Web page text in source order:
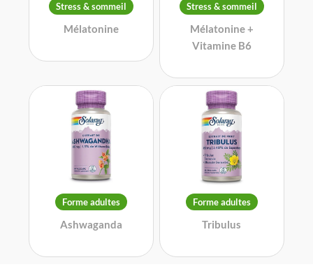
Stress & sommeil
Mélatonine
Stress & sommeil
Mélatonine +
Vitamine B6
Forme adultes
Ashwaganda
Forme adultes
Tribulus